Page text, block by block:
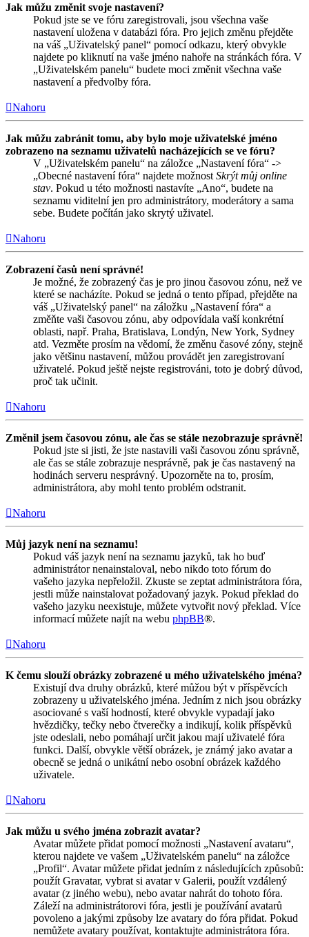
Jak můžu změnit svoje nastavení?
Pokud jste se ve fóru zaregistrovali, jsou všechna vaše
nastavení uložena v databázi fóra. Pro jejich změnu přejděte
na váš „Uživatelský panel“ pomocí odkazu, který obvykle
najdete po kliknutí na vaše jméno nahoře na stránkách fóra. V
„Uživatelském panelu“ budete moci změnit všechna vaše
nastavení a předvolby fóra.
Nahoru
Jak můžu zabránit tomu, aby bylo moje uživatelské jméno
zobrazeno na seznamu uživatelů nacházejících se ve fóru?
V „Uživatelském panelu“ na záložce „Nastavení fóra“ ->
„Obecné nastavení fóra“ najdete možnost Skrýt můj online
stav. Pokud u této možnosti nastavíte „Ano“, budete na
seznamu viditelní jen pro administrátory, moderátory a sama
sebe. Budete počítán jako skrytý uživatel.
Nahoru
Zobrazení časů není správné!
Je možné, že zobrazený čas je pro jinou časovou zónu, než ve
které se nacházíte. Pokud se jedná o tento případ, přejděte na
váš „Uživatelský panel“ na záložku „Nastavení fóra“ a
změňte vaši časovou zónu, aby odpovídala vaší konkrétní
oblasti, např. Praha, Bratislava, Londýn, New York, Sydney
atd. Vezměte prosím na vědomí, že změnu časové zóny, stejně
jako většinu nastavení, můžou provádět jen zaregistrovaní
uživatelé. Pokud ještě nejste registrováni, toto je dobrý důvod,
proč tak učinit.
Nahoru
Změnil jsem časovou zónu, ale čas se stále nezobrazuje správně!
Pokud jste si jisti, že jste nastavili vaši časovou zónu správně,
ale čas se stále zobrazuje nesprávně, pak je čas nastavený na
hodinách serveru nesprávný. Upozorněte na to, prosím,
administrátora, aby mohl tento problém odstranit.
Nahoru
Můj jazyk není na seznamu!
Pokud váš jazyk není na seznamu jazyků, tak ho buď
administrátor nenainstaloval, nebo nikdo toto fórum do
vašeho jazyka nepřeložil. Zkuste se zeptat administrátora fóra,
jestli může nainstalovat požadovaný jazyk. Pokud překlad do
vašeho jazyku neexistuje, můžete vytvořit nový překlad. Více
informací můžete najít na webu phpBB®.
Nahoru
K čemu slouží obrázky zobrazené u mého uživatelského jména?
Existují dva druhy obrázků, které můžou být v příspěvcích
zobrazeny u uživatelského jména. Jedním z nich jsou obrázky
asociované s vaší hodností, které obvykle vypadají jako
hvězdičky, tečky nebo čtverečky a indikují, kolik příspěvků
jste odeslali, nebo pomáhají určit jakou mají uživatelé fóra
funkci. Další, obvykle větší obrázek, je známý jako avatar a
obecně se jedná o unikátní nebo osobní obrázek každého
uživatele.
Nahoru
Jak můžu u svého jména zobrazit avatar?
Avatar můžete přidat pomocí možnosti „Nastavení avataru“,
kterou najdete ve vašem „Uživatelském panelu“ na záložce
„Profil“. Avatar můžete přidat jedním z následujících způsobů:
použít Gravatar, vybrat si avatar v Galerii, použít vzdálený
avatar (z jiného webu), nebo avatar nahrát do tohoto fóra.
Záleží na administrátorovi fóra, jestli je používání avatarů
povoleno a jakými způsoby lze avatary do fóra přidat. Pokud
nemůžete avatary používat, kontaktujte administrátora fóra.